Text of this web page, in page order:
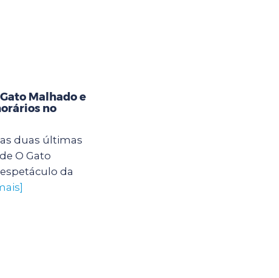
Malhado e
no
duas últimas
O Gato
da